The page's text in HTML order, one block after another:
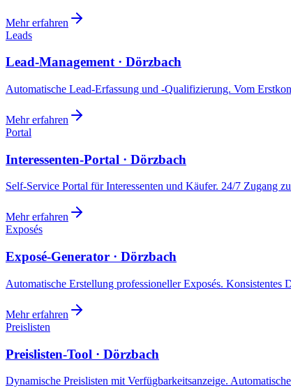
Mehr erfahren
Leads
Lead-Management · Dörzbach
Automatische Lead-Erfassung und -Qualifizierung. Vom
Mehr erfahren
Portal
Interessenten-Portal · Dörzbach
Self-Service Portal für Interessenten und Käufer. 24/7 Zugang
Mehr erfahren
Exposés
Exposé-Generator · Dörzbach
Automatische Erstellung professioneller Exposés. Konsistentes
Mehr erfahren
Preislisten
Preislisten-Tool · Dörzbach
Dynamische Preislisten mit Verfügbarkeitsanzeige.